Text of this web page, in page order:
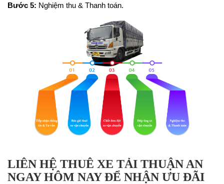
Bước 5: Nghiệm thu & Thanh toán.
LIÊN HỆ THUÊ XE TẢI THUẬN AN
NGAY HÔM NAY ĐỂ NHẬN ƯU ĐÃI